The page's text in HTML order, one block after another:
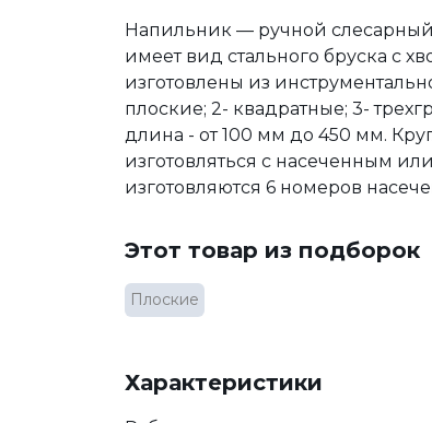
Напильник — ручной слесарный
имеет вид стального бруска с
изготовлены из
плоские; 2- квадратные; 3-
длина - от 100 мм до 450 мм.
изготовляться с насеченным
изготовляются 6 номеров
Этот товар из подборок
Плоские
Характеристики